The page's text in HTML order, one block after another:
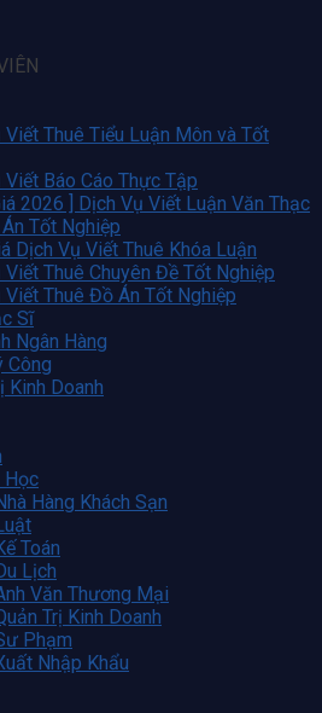
Viết Thuê Tiểu Luận Môn và Tốt
Viết Báo Cáo Thực Tập
2026 ] Dịch Vụ Viết Luận Văn Thạc
Tốt Nghiệp
Dịch Vụ Viết Thuê Khóa Luận
Viết Thuê Chuyên Đề Tốt Nghiệp
Viết Thuê Đồ Án Tốt Nghiệp
Sĩ
Ngân Hàng
Công
Kinh Doanh
Học
Hàng Khách Sạn
Toán
Lịch
Văn Thương Mại
Trị Kinh Doanh
Phạm
Nhập Khẩu